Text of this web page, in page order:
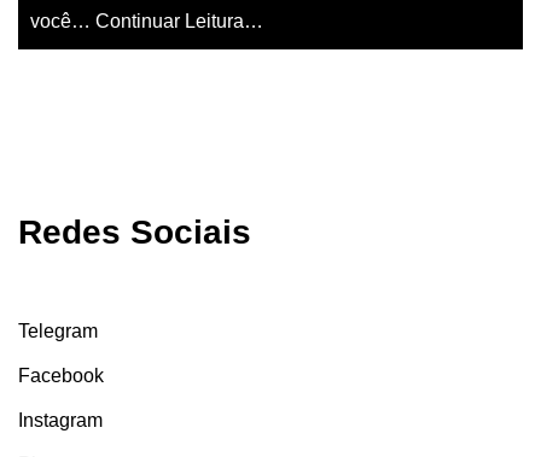
você… Continuar Leitura…
Redes Sociais
Telegram
Facebook
Instagram